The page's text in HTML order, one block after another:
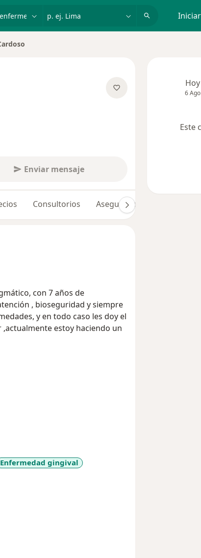
Enviar mensaje
Consultorios Aseguradoras
con 7 años de
, bioseguridad y siempre
y en todo caso les doy el
estoy haciendo un
Enfermedad gingival
Hoy
6 Ago
Este